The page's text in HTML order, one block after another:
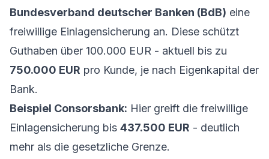
Bundesverband deutscher Banken (BdB) eine
freiwillige Einlagensicherung an. Diese schützt
Guthaben über 100.000 EUR - aktuell bis zu
750.000 EUR pro Kunde, je nach Eigenkapital der
Bank.
Beispiel Consorsbank: Hier greift die freiwillige
Einlagensicherung bis 437.500 EUR - deutlich
mehr als die gesetzliche Grenze.